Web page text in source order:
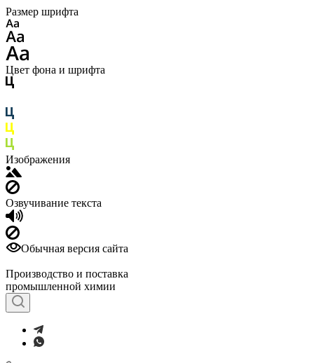
Размер шрифта
Цвет фона и шрифта
Изображения
Озвучивание текста
Обычная версия сайта
Производство и поставка
промышленной химии